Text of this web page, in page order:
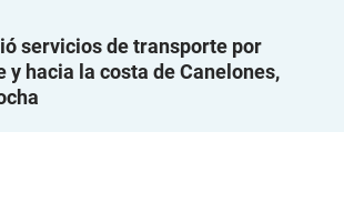
servicios de transporte por
y hacia la costa de Canelones,